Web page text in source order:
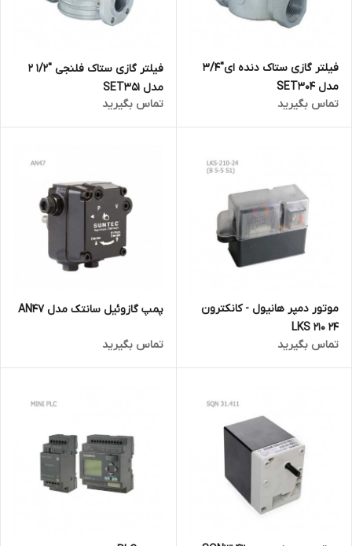
فیلتر گازی ستاک دنده ای"3/4
مدل SET304
تماس بگیرید
فیلتر گازی ستاک فلنجی "1/2 2
مدل SET351
تماس بگیرید
موتور دمپر هانیول - کانکترون
LKS 210 24
تماس بگیرید
پمپ گازوئیل سانتک مدل AN47
تماس بگیرید